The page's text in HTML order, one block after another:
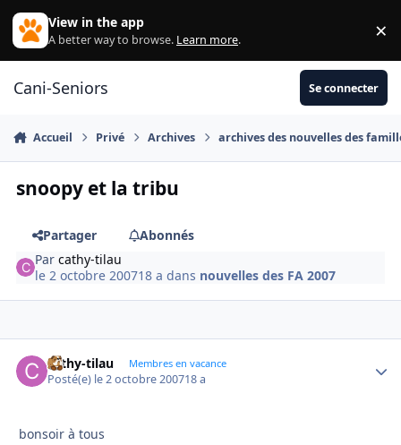
Aller au contenu
View in the app
A better way to browse. Learn more. ×
Cani-Seniors Se connecter
Accueil Privé Archives archives des nouvelles des
snoopy et la tribu
Partager
Abonnés
Parcathy-tilau
le 2 octobre 200718 a dans nouvelles des FA 2007
cathy-tilau Membres en vacance
Posté(e) le 2 octobre 200718 a
bonsoir à tous